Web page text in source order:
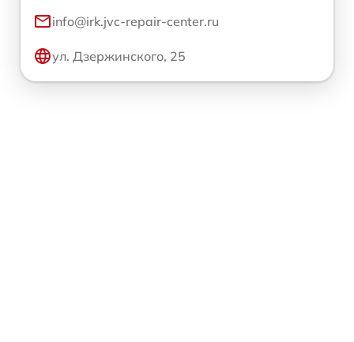
info@irk.jvc-repair-center.ru
ул. Дзержинского, 25